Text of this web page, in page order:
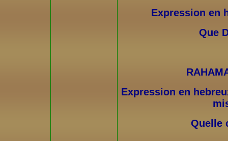
Expression en
Que
Expression en
Quelle